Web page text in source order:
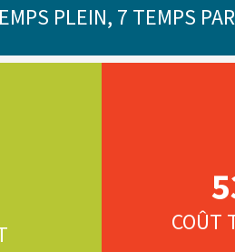
PLEIN, 7 TEMPS
COÛT